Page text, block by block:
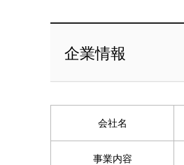
企業情報
会社名
事業内容